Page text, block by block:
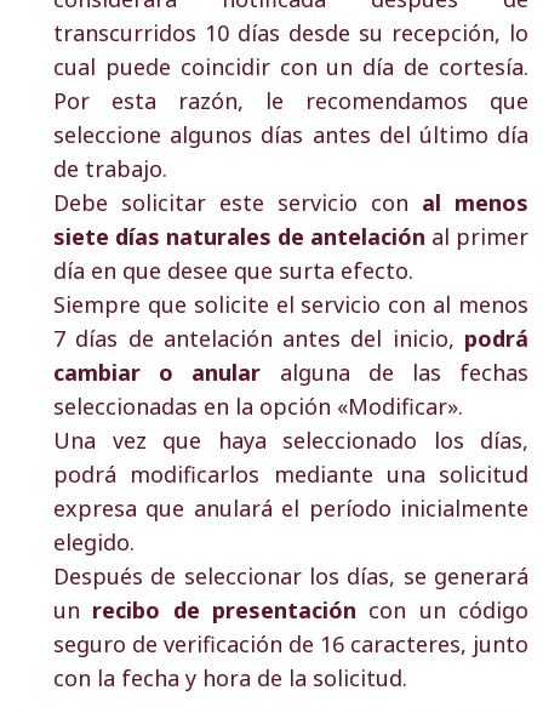
transcurridos 10 días desde su recepción, lo
cual puede coincidir con un día de cortesía.
Por esta razón, le recomendamos que
seleccione algunos días antes del último día
de trabajo.
Debe solicitar este servicio con al menos
siete días naturales de antelación al primer
día en que desee que surta efecto.
Siempre que solicite el servicio con al menos
7 días de antelación antes del inicio, podrá
cambiar o anular alguna de las fechas
seleccionadas en la opción «Modificar».
Una vez que haya seleccionado los días,
podrá modificarlos mediante una solicitud
expresa que anulará el período inicialmente
elegido.
Después de seleccionar los días, se generará
un recibo de presentación con un código
seguro de verificación de 16 caracteres, junto
con la fecha y hora de la solicitud.